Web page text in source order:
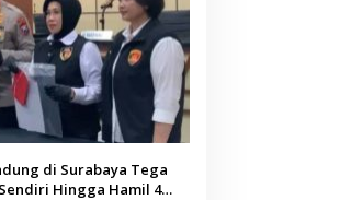
di Surabaya Tega
Hingga Hamil 4